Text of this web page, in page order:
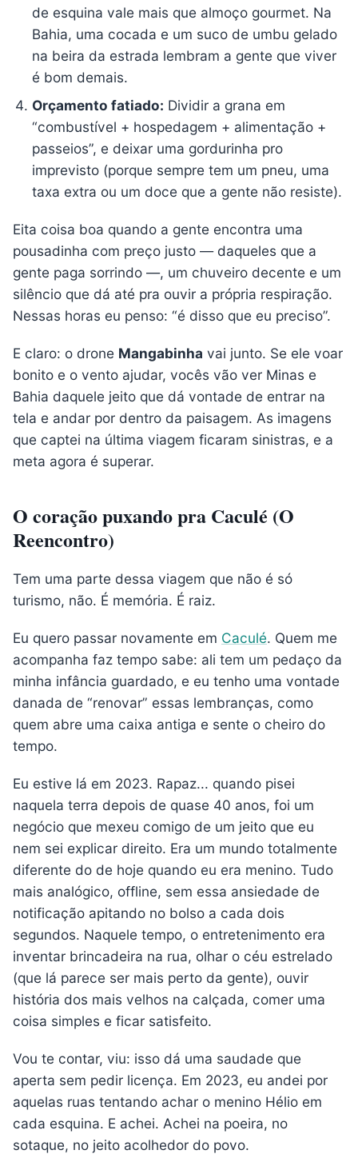
de esquina vale mais que almoço gourmet. Na
Bahia, uma cocada e um suco de umbu gelado
na beira da estrada lembram a gente que viver
é bom demais.
Orçamento fatiado: Dividir a grana em
“combustível + hospedagem + alimentação +
passeios”, e deixar uma gordurinha pro
imprevisto (porque sempre tem um pneu, uma
taxa extra ou um doce que a gente não resiste).
Eita coisa boa quando a gente encontra uma
pousadinha com preço justo — daqueles que a
gente paga sorrindo —, um chuveiro decente e um
silêncio que dá até pra ouvir a própria respiração.
Nessas horas eu penso: “é disso que eu preciso”.
E claro: o drone Mangabinha vai junto. Se ele voar
bonito e o vento ajudar, vocês vão ver Minas e
Bahia daquele jeito que dá vontade de entrar na
tela e andar por dentro da paisagem. As imagens
que captei na última viagem ficaram sinistras, e a
meta agora é superar.
O coração puxando pra Caculé (O
Reencontro)
Tem uma parte dessa viagem que não é só
turismo, não. É memória. É raiz.
Eu quero passar novamente em Caculé. Quem me
acompanha faz tempo sabe: ali tem um pedaço da
minha infância guardado, e eu tenho uma vontade
danada de “renovar” essas lembranças, como
quem abre uma caixa antiga e sente o cheiro do
tempo.
Eu estive lá em 2023. Rapaz... quando pisei
naquela terra depois de quase 40 anos, foi um
negócio que mexeu comigo de um jeito que eu
nem sei explicar direito. Era um mundo totalmente
diferente do de hoje quando eu era menino. Tudo
mais analógico, offline, sem essa ansiedade de
notificação apitando no bolso a cada dois
segundos. Naquele tempo, o entretenimento era
inventar brincadeira na rua, olhar o céu estrelado
(que lá parece ser mais perto da gente), ouvir
história dos mais velhos na calçada, comer uma
coisa simples e ficar satisfeito.
Vou te contar, viu: isso dá uma saudade que
aperta sem pedir licença. Em 2023, eu andei por
aquelas ruas tentando achar o menino Hélio em
cada esquina. E achei. Achei na poeira, no
sotaque, no jeito acolhedor do povo.